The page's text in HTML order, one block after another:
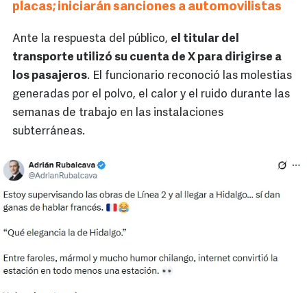
placas; iniciarán sanciones a automovilistas
Ante la respuesta del público, el titular del
transporte utilizó su cuenta de X para dirigirse a
los pasajeros. El funcionario reconoció las molestias
generadas por el polvo, el calor y el ruido durante las
semanas de trabajo en las instalaciones
subterráneas.